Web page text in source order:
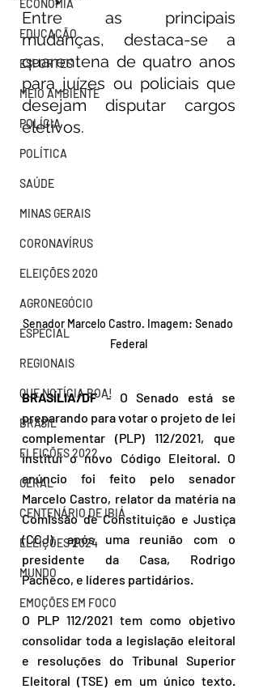
ECONOMIA
EDUCAÇÃO
ESPORTES
MEIO AMBIENTE
POLÍCIA
POLÍTICA
SAÚDE
MINAS GERAIS
CORONAVÍRUS
ELEIÇÕES 2020
AGRONEGÓCIO
ESPECIAL
REGIONAIS
QUE NOTÍCIA BOA!
BRASIL
ELEIÇÕES 2022
GERAL
CENTENÁRIO DE IBIÁ
ELEIÇÕES 2024
MUNDO
EMOÇÕES EM FOCO
Entre as principais
mudanças, destaca-se a
quarentena de quatro anos
para juízes ou policiais que
desejam disputar cargos
eletivos.
Senador Marcelo Castro. Imagem: Senado
Federal
BRASÍLIA/DF - O Senado está se
preparando para votar o projeto de lei
complementar (PLP) 112/2021, que
institui o novo Código Eleitoral. O
anúncio foi feito pelo senador
Marcelo Castro, relator da matéria na
Comissão de Constituição e Justiça
(CCJ), após uma reunião com o
presidente da Casa, Rodrigo
Pacheco, e líderes partidários.
O PLP 112/2021 tem como objetivo
consolidar toda a legislação eleitoral
e resoluções do Tribunal Superior
Eleitoral (TSE) em um único texto.